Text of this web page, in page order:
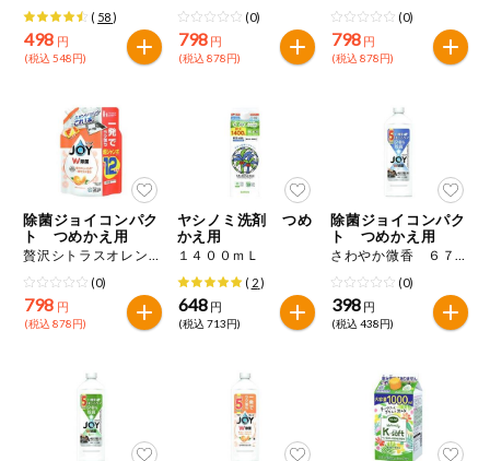
人気カテゴリ
食品から探す
家庭用品から探す
目的から探す
生協独自
自動注文システム登録
自動注文システム登録を確認する
自動注文システム登録を修正する
麺類
レトルト・缶
詰・瓶詰
調味料・だ
し・油・ルー
おやつ
飲料
酒・ノンアル
コール
切り花・仏花
特定原材料と特定原材料に準ずるものが含まれていない商品
を検索できます。
小麦 卵
落花生 かに くるみ
特定原材料に準ずるもの
アーモンド あわび いか
カシューナッツ
キウイフルーツ 牛肉
さけ さば ゼラチン 大豆
( 58)
498 円
(税込 548円)
(0)
798 円
(税込 878円)
(0)
798 円
(税込 878円)
除菌ジョイコンパク
ト つめかえ用
贅沢シトラスオレンジの香り １５５０ｍＬ
(0)
798 円
(税込 878円)
ヤシノミ洗剤 つめ
かえ用
１４００ｍＬ
( 2)
648 円
(税込 713円)
除菌ジョイコンパク
ト つめかえ用
さわやか微香 ６７０ｍＬ
(0)
398 円
(税込 438円)